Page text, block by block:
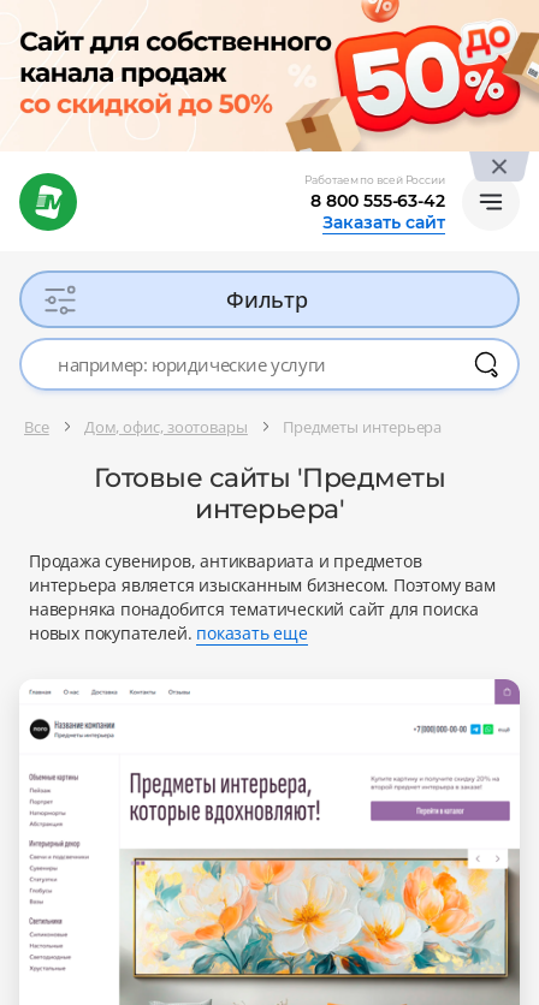
Работаем по всей России
8 800 555-63-42
Заказать сайт
Фильтр
Все Дом, офис, зоотовары Предметы интерьера
Готовые сайты 'Предметы
интерьера'
Продажа сувениров, антиквариата и предметов
интерьера является изысканным бизнесом. Поэтому вам
наверняка понадобится тематический сайт для поиска
новых покупателей. показать еще